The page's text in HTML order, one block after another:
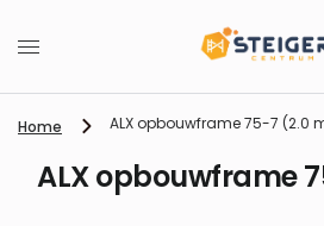
Home ALX opbouwframe 75-7 (2.0
ALX opbouwframe